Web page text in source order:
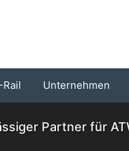
Rail Unternehmen
Partner für